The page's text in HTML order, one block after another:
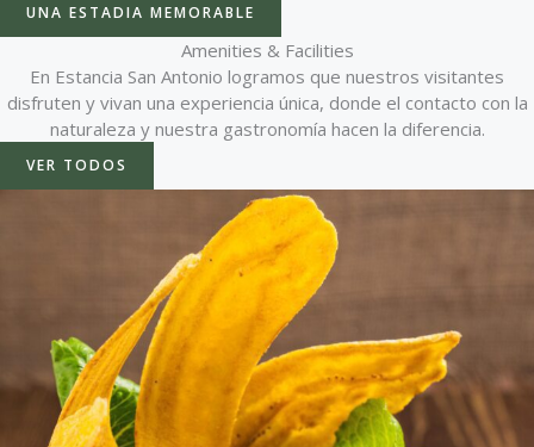
UNA ESTADIA MEMORABLE
Amenities & Facilities
En Estancia San Antonio logramos que nuestros visitantes
disfruten y vivan una experiencia única, donde el contacto con la
naturaleza y nuestra gastronomía hacen la diferencia.
VER TODOS